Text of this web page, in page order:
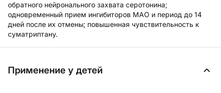
обратного нейронального захвата серотонина;
одновременный прием ингибиторов МАО и период до 14
дней после их отмены; повышенная чувствительность к
суматриптану.
Применение у детей